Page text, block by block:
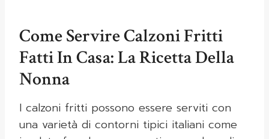
Come Servire Calzoni Fritti
Fatti In Casa: La Ricetta Della
Nonna
I calzoni fritti possono essere serviti con
una varietà di contorni tipici italiani come